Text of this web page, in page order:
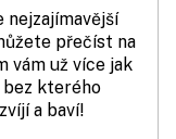
nejzajímavější
přečíst na
vám už více jak
bez kterého
a baví!